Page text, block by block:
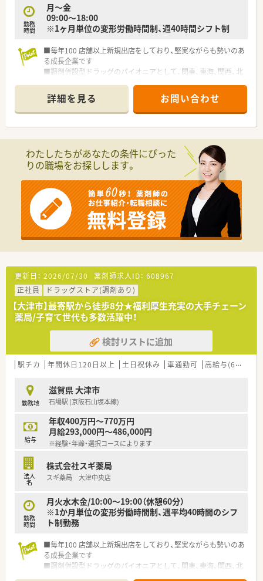
勤務
時間
月～金
09:00～18:00
※1ヶ月単位の変形労働時間制、週40時間シフト制
■毎年100 店舗以上新規出店をしており、堅実ながらも勢いのあ
る成長企業です
■調剤併設型ドラッグのパイオニアとして、関東、東海、関西、北
■研修制度は様々なプランがあり、集合研修だけでなく任意で受
講可能な研修も幅広く用意されています
■店舗で活躍する従業員、社外で活躍する従業員、将来経営幹部
となる従業員など、薬剤師として様々な活躍ができるフィールド
■総合薬剤師・調剤薬剤師（土日休み・19時までの勤務）どちらか
の働き方を選択できます
■調剤併設型だけでなく「医療モール・クリニック併設店舗」「敷
地内薬局」「訪問調剤特化型店舗」など様々な店舗を運営してい
ます
■在宅医療にも積極的取り組んでおり「訪問調剤特化型店舗」を
50店舗以上、無菌調剤室は業界最多の51店舗設置しています
■「プラチナくるみん認定企業」「健康経営優良法人2023（大規模
法人部門）認定」等を取得し一人ひとりが働きやすい環境が整備
されています
■充実した研修制度、人事制度、評価制度、キャリア支援制度等
詳細を見る お問い合わせ
わたしたちがあなたの条件にぴった
りの職場をお探しします。
更新日： 2026/07/30 薬剤師求人ID： 608967
正社員
ドラッグストア(調剤あり)
【大津市】最寄駅から徒歩8分★福利厚生充実の大手チェーン
薬局/子育て世代も多数活躍中！
検討リストに追加
駅チカ 年間休日120日以上 土日祝休み 車通勤可 高給与(600万円以上)
勤務地
滋賀県 大津市
石場駅 (京阪石山坂本線)
給与
年収400万円～770万円
月給293,000円～486,000円
※経験・年齢・選択コースによります
法人
名
株式会社スギ薬局
スギ薬局 大津中央店
勤務
時間
月火水木金/10:00～19:00（休憩60分）
※1か月単位の変形労働時間制、週平均40時間のシフ
ト制勤務
■毎年100 店舗以上新規出店をしており、堅実ながらも勢いのあ
る成長企業です
■調剤併設型ドラッグのパイオニアとして、関東、東海、関西、北